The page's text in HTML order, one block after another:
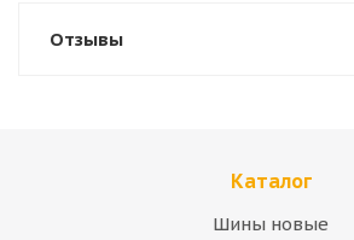
Отзывы
Каталог
Шины новые